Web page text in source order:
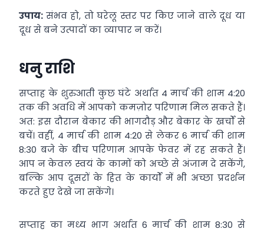
उपाय: संभव हो, तो घरेलू स्तर पर किए जाने वाले दूध या
दूध से बने उत्पादों का व्यापार न करें।
धनु राशि
सप्ताह के शुरुआती कुछ घंटे अर्थात 4 मार्च की शाम 4:20
तक की अवधि में आपको कमज़ोर परिणाम मिल सकते हैं।
अत: इस दौरान बेकार की भागदौड़ और बेकार के खर्चों से
बचें। वहीं, 4 मार्च की शाम 4:20 से लेकर 6 मार्च की शाम
8:30 बजे के बीच परिणाम आपके फेवर में रह सकते हैं।
आप न केवल स्वयं के कामों को अच्छे से अंजाम दे सकेंगे,
बल्कि आप दूसरों के हित के कार्यों में भी अच्छा प्रदर्शन
करते हुए देखे जा सकेंगे।
सप्ताह का मध्य भाग अर्थात 6 मार्च की शाम 8:30 से